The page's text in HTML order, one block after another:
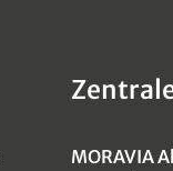
MORAVIA